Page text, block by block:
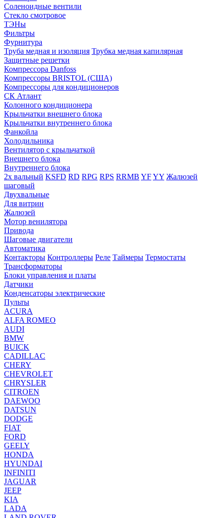
Соленоидные вентили
Стекло смотровое
ТЭНы
Фильтры
Фурнитура
Труба медная и изоляция Трубка медная капилярная
Защитные решетки
Компрессора Danfoss
Компрессоры BRISTOL (США)
Компрессоры для кондиционеров
СК Атлант
Колонного кондиционера
Крыльчатки внешнего блока
Крыльчатки внутреннего блока
Фанкойла
Холодильника
Вентилятор с крыльчаткой
Внешнего блока
Внутреннего блока
2х вальный KSFD RD RPG RPS RRMB YFYY Жалюзей
шаговый
Двухвальные
Для витрин
Жалюзей
Мотор венилятора
Привода
Шаговые двигатели
Автоматика
Контакторы Контроллеры Реле Таймеры Термостаты
Трансформаторы
Блоки управления и платы
Датчики
Конденсаторы электрические
Пульты
ACURA
ALFA ROMEO
AUDI
BMW
BUICK
CADILLAC
CHERY
CHEVROLET
CHRYSLER
CITROEN
DAEWOO
DATSUN
DODGE
FIAT
FORD
GEELY
HONDA
HYUNDAI
INFINITI
JAGUAR
JEEP
KIA
LADA